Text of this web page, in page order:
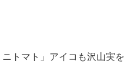
イコも沢山実を